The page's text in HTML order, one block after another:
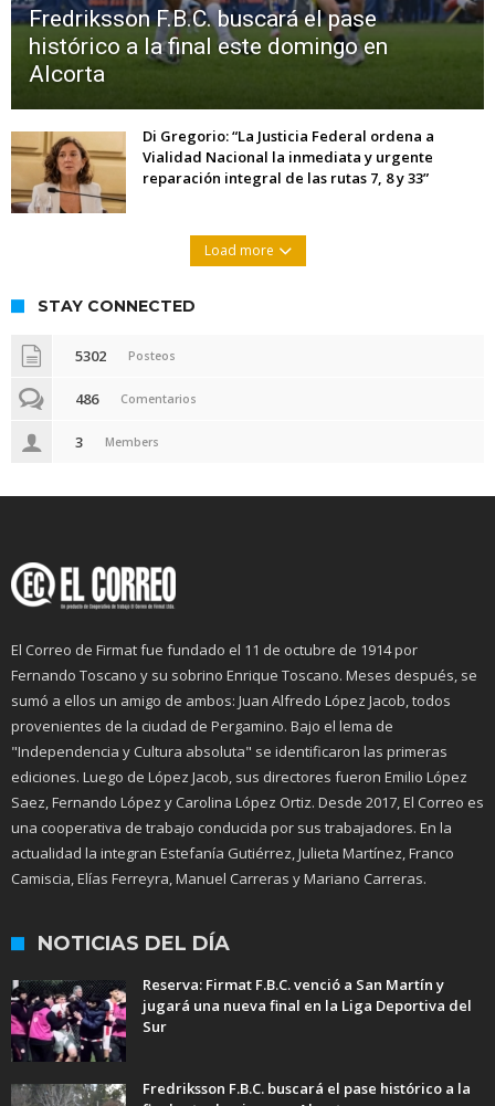
Fredriksson F.B.C. buscará el pase
histórico a la final este domingo en
Alcorta
Di Gregorio: “La Justicia Federal ordena a
Vialidad Nacional la inmediata y urgente
reparación integral de las rutas 7, 8 y 33”
Load more
STAY CONNECTED
5302 Posteos
486 Comentarios
3 Members
El Correo de Firmat fue fundado el 11 de octubre de 1914 por
Fernando Toscano y su sobrino Enrique Toscano. Meses después, se
sumó a ellos un amigo de ambos: Juan Alfredo López Jacob, todos
provenientes de la ciudad de Pergamino. Bajo el lema de
"Independencia y Cultura absoluta" se identificaron las primeras
ediciones. Luego de López Jacob, sus directores fueron Emilio López
Saez, Fernando López y Carolina López Ortiz. Desde 2017, El Correo es
una cooperativa de trabajo conducida por sus trabajadores. En la
actualidad la integran Estefanía Gutiérrez, Julieta Martínez, Franco
Camiscia, Elías Ferreyra, Manuel Carreras y Mariano Carreras.
NOTICIAS DEL DÍA
Reserva: Firmat F.B.C. venció a San Martín y
jugará una nueva final en la Liga Deportiva del
Sur
Fredriksson F.B.C. buscará el pase histórico a la